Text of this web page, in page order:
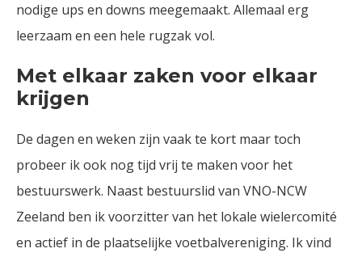
nodige ups en downs meegemaakt. Allemaal erg
leerzaam en een hele rugzak vol.
Met elkaar zaken voor elkaar
krijgen
De dagen en weken zijn vaak te kort maar toch
probeer ik ook nog tijd vrij te maken voor het
bestuurswerk. Naast bestuurslid van VNO-NCW
Zeeland ben ik voorzitter van het lokale wielercomité
en actief in de plaatselijke voetbalvereniging. Ik vind